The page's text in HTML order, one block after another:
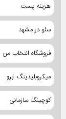
هزینه پست
سئو در مشهد
فروشگاه انتخاب من
میکروبلیدینگ ابرو
کوچینگ سازمانی